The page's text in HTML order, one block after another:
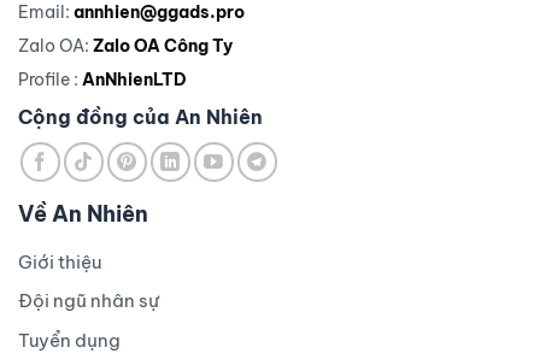
Email: annhien@ggads.pro
Zalo OA: Zalo OA Công Ty
Profile : AnNhienLTD
Cộng đồng của An Nhiên
Về An Nhiên
Giới thiệu
Đội ngũ nhân sự
Tuyển dụng